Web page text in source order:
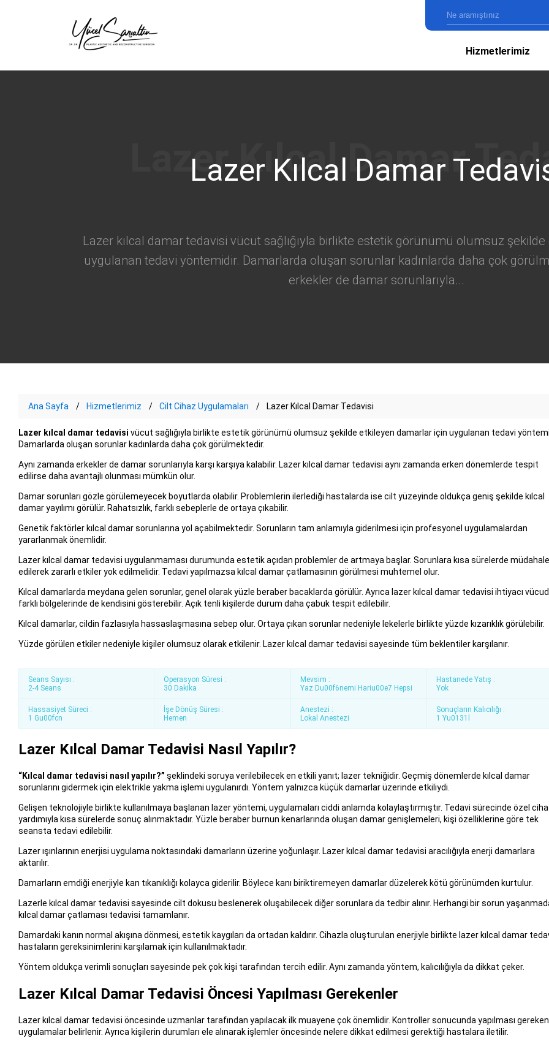
Hizmetlerimiz
Lazer Kılcal Damar
Lazer kılcal damar tedavisi vücut sağlığıyla birlikte estetik görünümü olumsuz
uygulanan tedavi yöntemidir. Damarlarda oluşan sorunlar kadınlarda daha çok
erkekler de damar sorunlarıyla...
Ana Sayfa Hizmetlerimiz Cilt Cihaz Uygulamaları Lazer Kılcal Damar Tedavisi
Lazer kılcal damar tedavisi vücut sağlığıyla birlikte estetik görünümü olumsuz şekilde etkileyen damarlar için uygulanan tedavi
Damarlarda oluşan sorunlar kadınlarda daha çok görülmektedir.
Aynı zamanda erkekler de damar sorunlarıyla karşı karşıya kalabilir. Lazer kılcal damar tedavisi aynı zamanda erken dönemlerde tespit
edilirse daha avantajlı olunması mümkün olur.
Damar sorunları gözle görülemeyecek boyutlarda olabilir. Problemlerin ilerlediği hastalarda ise cilt yüzeyinde oldukça geniş şekilde kılcal
damar yayılımı görülür. Rahatsızlık, farklı sebeplerle de ortaya çıkabilir.
Genetik faktörler kılcal damar sorunlarına yol açabilmektedir. Sorunların tam anlamıyla giderilmesi için profesyonel uygulamalardan
yararlanmak önemlidir.
Lazer kılcal damar tedavisi uygulanmaması durumunda estetik açıdan problemler de artmaya başlar. Sorunlara kısa sürelerde müdahale
edilerek zararlı etkiler yok edilmelidir. Tedavi yapılmazsa kılcal damar çatlamasının görülmesi muhtemel olur.
Kılcal damarlarda meydana gelen sorunlar, genel olarak yüzle beraber bacaklarda görülür. Ayrıca lazer kılcal damar tedavisi ihtiyacı
farklı bölgelerinde de kendisini gösterebilir. Açık tenli kişilerde durum daha çabuk tespit edilebilir.
Kılcal damarlar, cildin fazlasıyla hassaslaşmasına sebep olur. Ortaya çıkan sorunlar nedeniyle lekelerle birlikte yüzde kızarıklık görülebilir.
Yüzde görülen etkiler nedeniyle kişiler olumsuz olarak etkilenir. Lazer kılcal damar tedavisi sayesinde tüm beklentiler karşılanır.
Seans Sayısı :
2-4 Seans
Operasyon Süresi :
30 Dakika
Mevsim :
Yaz Du00f6nemi Hariu00e7 Hepsi
Hastanede Yatış :
Yok
Hassasiyet Süreci :
1 Gu00fcn
İşe Dönüş Süresi :
Hemen
Anestezi :
Lokal Anestezi
Sonuçların Kalıcılığı :
1 Yu0131l
Lazer Kılcal Damar Tedavisi Nasıl Yapılır?
“Kılcal damar tedavisi nasıl yapılır?” şeklindeki soruya verilebilecek en etkili yanıt; lazer tekniğidir. Geçmiş dönemlerde kılcal damar
sorunlarını gidermek için elektrikle yakma işlemi uygulanırdı. Yöntem yalnızca küçük damarlar üzerinde etkiliydi.
Gelişen teknolojiyle birlikte kullanılmaya başlanan lazer yöntemi, uygulamaları ciddi anlamda kolaylaştırmıştır. Tedavi sürecinde özel
yardımıyla kısa sürelerde sonuç alınmaktadır. Yüzle beraber burnun kenarlarında oluşan damar genişlemeleri, kişi özelliklerine göre tek
seansta tedavi edilebilir.
Lazer ışınlarının enerjisi uygulama noktasındaki damarların üzerine yoğunlaşır. Lazer kılcal damar tedavisi aracılığıyla enerji damarlara
aktarılır.
Damarların emdiği enerjiyle kan tıkanıklığı kolayca giderilir. Böylece kanı biriktiremeyen damarlar düzelerek kötü görünümden kurtulur.
Lazerle kılcal damar tedavisi sayesinde cilt dokusu beslenerek oluşabilecek diğer sorunlara da tedbir alınır. Herhangi bir sorun
kılcal damar çatlaması tedavisi tamamlanır.
Damardaki kanın normal akışına dönmesi, estetik kaygıları da ortadan kaldırır. Cihazla oluşturulan enerjiyle birlikte lazer kılcal damar
hastaların gereksinimlerini karşılamak için kullanılmaktadır.
Yöntem oldukça verimli sonuçları sayesinde pek çok kişi tarafından tercih edilir. Aynı zamanda yöntem, kalıcılığıyla da dikkat çeker.
Lazer Kılcal Damar Tedavisi Öncesi Yapılması Gerekenler
Lazer kılcal damar tedavisi öncesinde uzmanlar tarafından yapılacak ilk muayene çok önemlidir. Kontroller sonucunda yapılması gereken
uygulamalar belirlenir. Ayrıca kişilerin durumları ele alınarak işlemler öncesinde nelere dikkat edilmesi gerektiği hastalara iletilir.